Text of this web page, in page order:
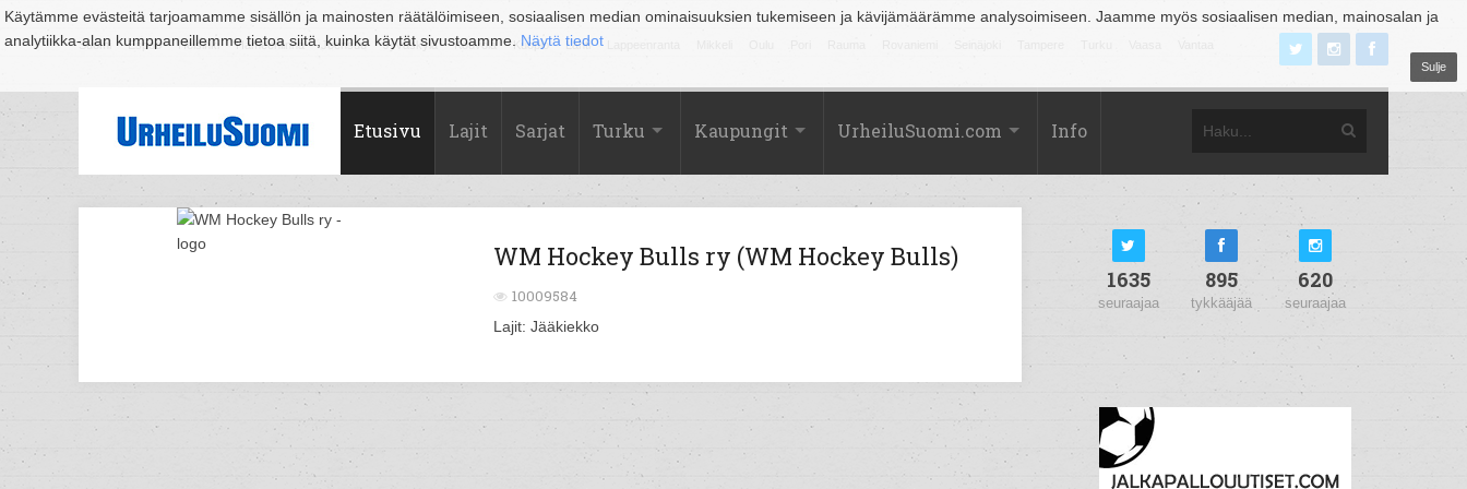
Käytämme evästeitä tarjoamamme sisällön ja mainosten räätälöimiseen, sosiaalisen median ominaisuuksien tukemiseen ja kävijämäärämme analysoimiseen. Jaamme myös sosiaalisen median, mainosalan ja
analytiikka-alan kumppaneillemme tietoa siitä, kuinka käytät sivustoamme. Näytä tiedot
Sulje
Suomi Espoo Helsinki Hämeenlinna Joensuu Jyväskylä Kouvola Kuopio Lahti
Etusivu Lajit Sarjat Turku Kaupungit UrheiluSuomi.com Info
WM Hockey Bulls ry (WM Hockey Bulls)
10009584
Lajit: Jääkiekko
1635
seuraajaa
895
tykkääjää
620
seuraajaa